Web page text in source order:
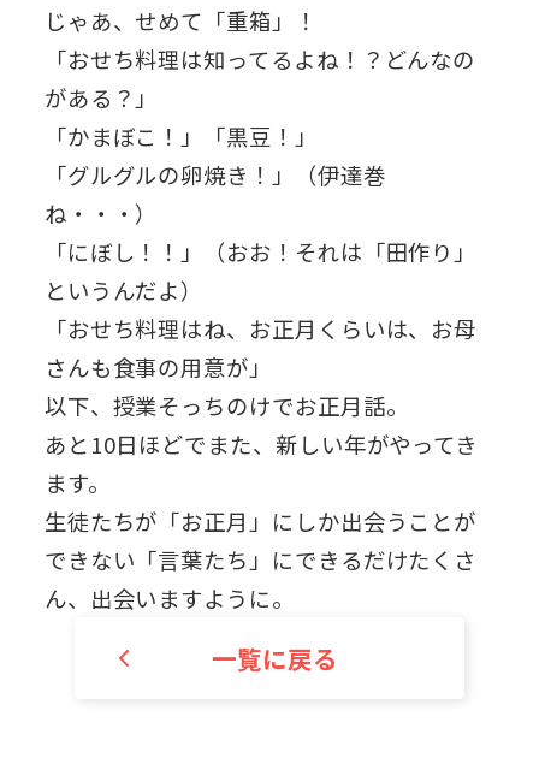
じゃあ、せめて「重箱」！
「おせち料理は知ってるよね！？どんなの
がある？」
「かまぼこ！」「黒豆！」
「グルグルの卵焼き！」（伊達巻
ね・・・）
「にぼし！！」（おお！それは「田作り」
というんだよ）
「おせち料理はね、お正月くらいは、お母
さんも食事の用意が」
以下、授業そっちのけでお正月話。
あと10日ほどでまた、新しい年がやってき
ます。
生徒たちが「お正月」にしか出会うことが
できない「言葉たち」にできるだけたくさ
ん、出会いますように。
一覧に戻る